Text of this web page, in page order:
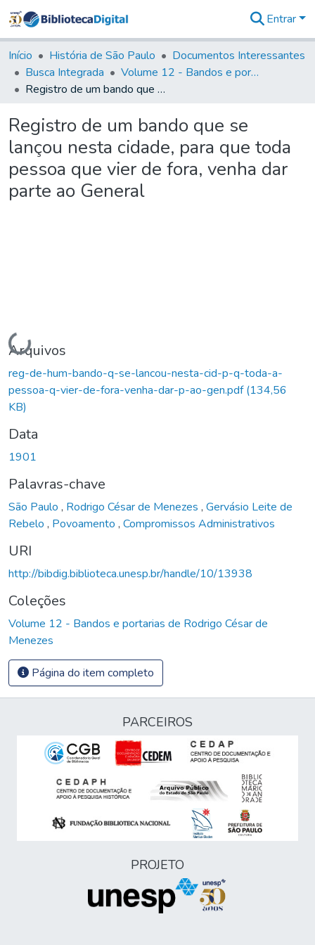
&
Coleções
Tudo na
Biblioteca
Estatísticas
Entrar
Início História de São Paulo
Documentos Interessantes
Busca Integrada
Volume 12 - Bandos e portarias de Rodrigo César de Menezes
Registro de um bando que se lançou nesta cidade, para que toda pessoa que vier de fora, venha dar parte ao General
Registro de um bando que se
lançou nesta cidade, para que toda
pessoa que vier de fora, venha dar
parte ao General
Carregando...
Arquivos
reg-de-hum-bando-q-se-lancou-nesta-cid-p-q-toda-a-
pessoa-q-vier-de-fora-venha-dar-p-ao-gen.pdf(134,56
KB)
Data
1901
Palavras-chave
São Paulo , Rodrigo César de Menezes , Gervásio Leite de
Rebelo , Povoamento , Compromissos Administrativos
URI
http://bibdig.biblioteca.unesp.br/handle/10/13938
Coleções
Volume 12 - Bandos e portarias de Rodrigo César de
Menezes
Página do item completo
PARCEIROS
PROJETO